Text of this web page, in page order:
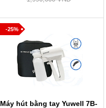
-25%
Máy hút bằng tay Yuwell 7B-